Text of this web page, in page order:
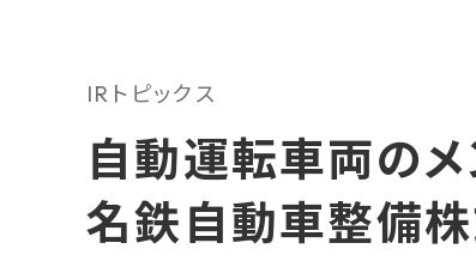
IRトピックス
自動運転車両の
名鉄自動車整備